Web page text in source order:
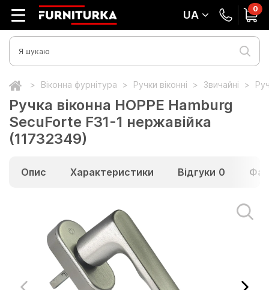
UA 0
Віконна фурнітура Ручки віконні Звичайні
Ручка віконна HOPPE Hamburg
SecuForte F31-1 нержавійка
(11732349)
Опис Характеристики Відгуки 0